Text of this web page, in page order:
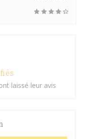
laissé leur avis